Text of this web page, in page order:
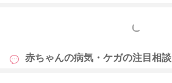
もっと見る
赤ちゃんの病気・ケガの注目相談